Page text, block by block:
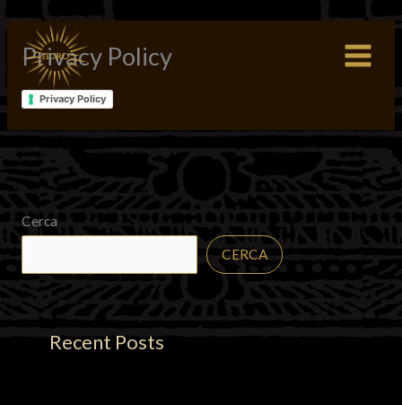
contenuto
Privacy Policy
Privacy Policy
Cerca
CERCA
Recent Posts